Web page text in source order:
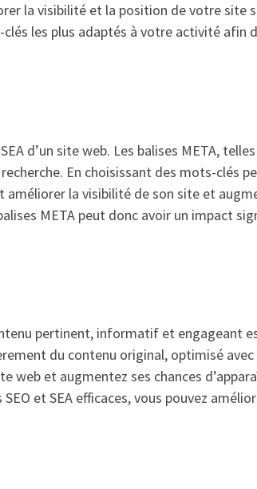
la visibilité et la position de votre site
les plus adaptés à votre activité afin
d’un site web. Les balises META,
En choisissant des mots-clés
la visibilité de son site et
META peut donc avoir un impact
pertinent, informatif et engageant
du contenu original, optimisé
web et augmentez ses chances
et SEA efficaces, vous pouvez